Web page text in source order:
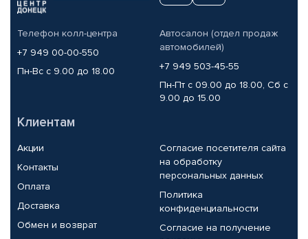
Телефон колл-центра
+7 949 00-00-550
Пн-Вс с 9.00 до 18.00
Автосалон (отдел продаж
автомобилей)
+7 949 503-45-55
Пн-Пт с 09.00 до 18.00, Сб с
9.00 до 15.00
Клиентам
Акции
Контакты
Оплата
Доставка
Обмен и возврат
Согласие посетителя сайта
на обработку
персональных данных
Политика
конфиденциальности
Согласие на получение